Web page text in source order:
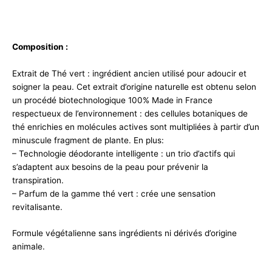
Composition :
Extrait de Thé vert : ingrédient ancien utilisé pour adoucir et
soigner la peau. Cet extrait d’origine naturelle est obtenu selon
un procédé biotechnologique 100% Made in France
respectueux de l’environnement : des cellules botaniques de
thé enrichies en molécules actives sont multipliées à partir d’un
minuscule fragment de plante. En plus:
– Technologie déodorante intelligente : un trio d’actifs qui
s’adaptent aux besoins de la peau pour prévenir la
transpiration.
– Parfum de la gamme thé vert : crée une sensation
revitalisante.
Formule végétalienne sans ingrédients ni dérivés d’origine
animale.